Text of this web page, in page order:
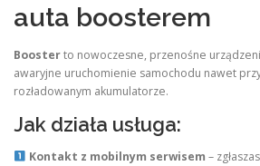
auta boosterem
Boosterto nowoczesne, przenośne
awaryjne uruchomienie samochodu nawet
rozładowanym akumulatorze.
Jak działa usługa:
Kontakt z mobilnym serwisem –